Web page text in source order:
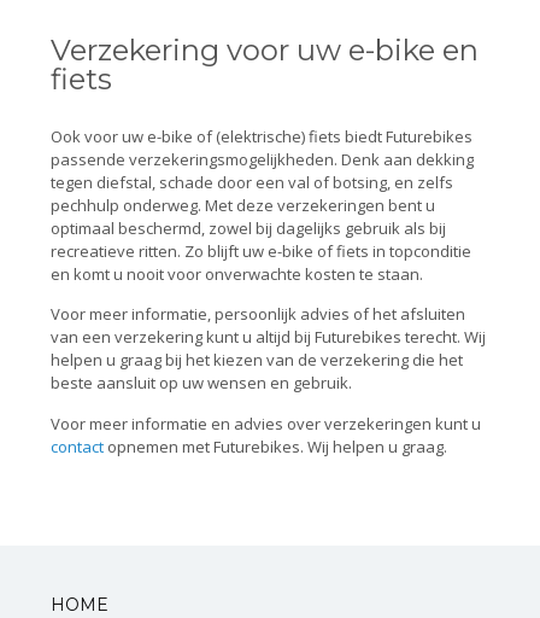
Verzekering voor uw e-bike en
fiets
Ook voor uw e-bike of (elektrische) fiets biedt Futurebikes
passende verzekeringsmogelijkheden. Denk aan dekking
tegen diefstal, schade door een val of botsing, en zelfs
pechhulp onderweg. Met deze verzekeringen bent u
optimaal beschermd, zowel bij dagelijks gebruik als bij
recreatieve ritten. Zo blijft uw e-bike of fiets in topconditie
en komt u nooit voor onverwachte kosten te staan.
Voor meer informatie, persoonlijk advies of het afsluiten
van een verzekering kunt u altijd bij Futurebikes terecht. Wij
helpen u graag bij het kiezen van de verzekering die het
beste aansluit op uw wensen en gebruik.
Voor meer informatie en advies over verzekeringen kunt u
contact opnemen met Futurebikes. Wij helpen u graag.
HOME